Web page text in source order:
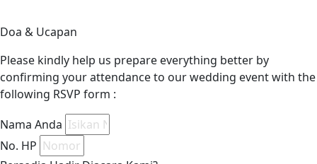
Doa & Ucapan
Please kindly help us prepare everything better by
confirming your attendance to our wedding event with the
following RSVP form :
Nama Anda
No. HP